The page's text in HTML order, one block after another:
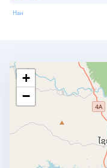
Нан
+
−